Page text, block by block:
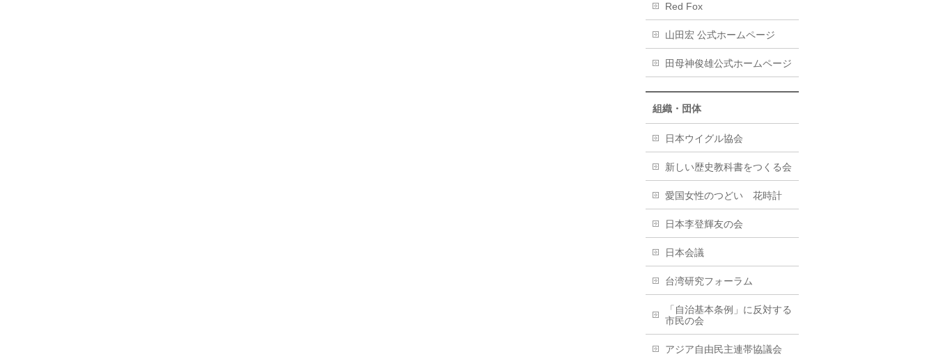
Red Fox
山田宏 公式ホームページ
田母神俊雄公式ホームページ
組織・団体
日本ウイグル協会
新しい歴史教科書をつくる会
愛国女性のつどい 花時計
日本李登輝友の会
日本会議
台湾研究フォーラム
「自治基本条例」に反対する
市民の会
アジア自由民主連帯協議会